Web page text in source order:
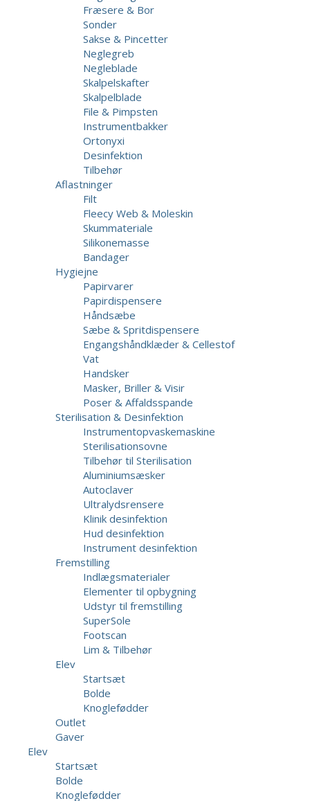
Fræsere & Bor
Sonder
Sakse & Pincetter
Neglegreb
Negleblade
Skalpelskafter
Skalpelblade
File & Pimpsten
Instrumentbakker
Ortonyxi
Desinfektion
Tilbehør
Aflastninger
Filt
Fleecy Web & Moleskin
Skummateriale
Silikonemasse
Bandager
Hygiejne
Papirvarer
Papirdispensere
Håndsæbe
Sæbe & Spritdispensere
Engangshåndklæder & Cellestof
Vat
Handsker
Masker, Briller & Visir
Poser & Affaldsspande
Sterilisation & Desinfektion
Instrumentopvaskemaskine
Sterilisationsovne
Tilbehør til Sterilisation
Aluminiumsæsker
Autoclaver
Ultralydsrensere
Klinik desinfektion
Hud desinfektion
Instrument desinfektion
Fremstilling
Indlægsmaterialer
Elementer til opbygning
Udstyr til fremstilling
SuperSole
Footscan
Lim & Tilbehør
Elev
Startsæt
Bolde
Knoglefødder
Outlet
Gaver
Elev
Startsæt
Bolde
Knoglefødder